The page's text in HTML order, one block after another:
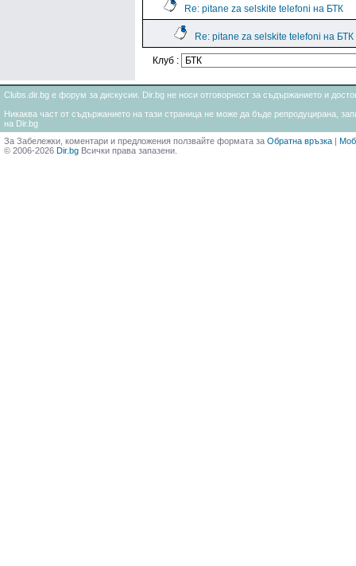
Re: pitane za selskite telefoni на БТК
Re: pitane za selskite telefoni на БТК
Клуб :
Clubs.dir.bg е форум за дискусии. Dir.bg не носи отговорност за съдържанието и
Никаква част от съдържанието на тази страница не може да бъде репродуцирана,
на Dir.bg
За Забележки, коментари и предложения ползвайте формата за Обратна връзка |
© 2006-2026 Dir.bg Всички права запазени.